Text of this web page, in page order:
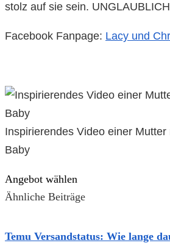
stolz auf sie sein. UNGLAUBLICH
Facebook Fanpage: Lacy und
Inspirierendes Video einer
Baby
Angebot wählen
Ähnliche Beiträge
Temu Versandstatus: Wie lange